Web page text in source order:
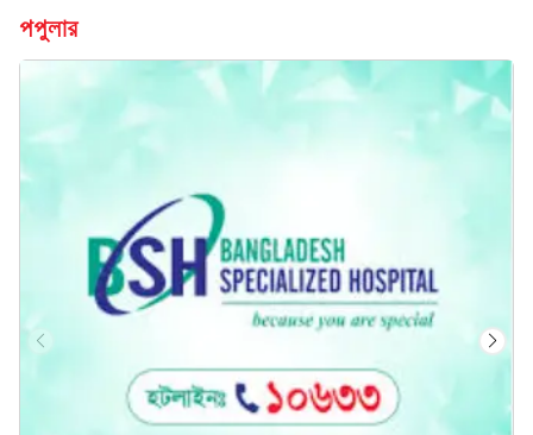
পপুলার